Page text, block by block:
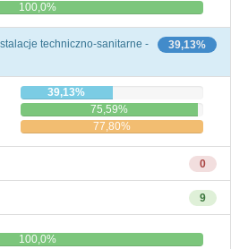
100,0%
39,13%
techniczno-sanitarne -
39,13%
75,59%
77,80%
0
9
100,0%